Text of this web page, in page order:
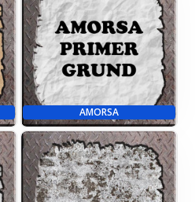
AMORSA